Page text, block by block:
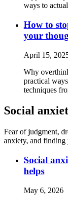
ways to
How to
your
April 15,
Why
practical
techniques
Social
Fear of judgment,
anxiety, and finding
Social
helps
May 6, 2026